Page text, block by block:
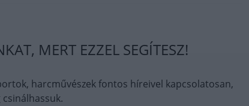
MERT EZZEL SEGÍTESZ!
harcművészek fontos híreivel kapcsolatosan,